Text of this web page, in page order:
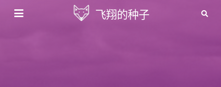
飞翔的种子